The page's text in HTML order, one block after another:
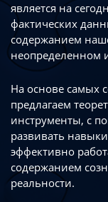
является на
фактических
содержанием
неопределенном
На основе самых
предлагаем
инструменты, с
развивать
эффективно
содержанием
реальности.